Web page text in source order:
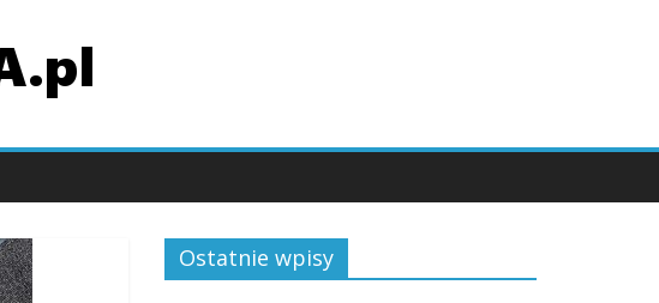
Ostatnie wpisy